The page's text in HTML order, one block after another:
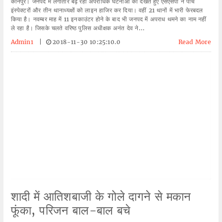
इंस्पेक्टरों और तीन थानाध्यक्षों को लाइन हाजिर कर दिया। वहीं 21 थानों में भारी फेरबदल
किया है। नवम्बर माह में 11 इनकाउंटर होने के बाद भी जनपद में अपराध थमने का नाम नहीं
ले रहा है। जिसके चलते वरिष्ठ पुलिस अधीक्षक अनंत देव ने...
Admin1
2018-11-30 10:25:10.0 Read More
शादी में आतिशबाजी के गोले दागने से मकान
फूंका, परिजन बाल-बाल बचे